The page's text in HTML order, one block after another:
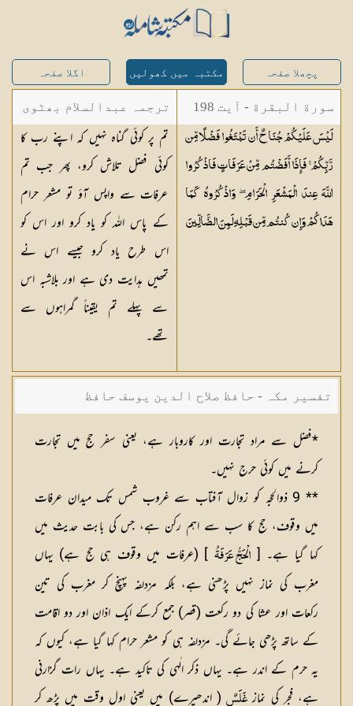
پچھلا صفحہ مکتبہ میں کھولیں اگلا صفحہ
سورة البقرة - آیت 198
لَيْسَ عَلَيْكُمْ جُنَاحٌ أَن تَبْتَغُوا فَضْلًا مِّن
رَّبِّكُمْ ۚ فَإِذَا أَفَضْتُم مِّنْ عَرَفَاتٍ فَاذْكُرُوا
اللَّهَ عِندَ الْمَشْعَرِ الْحَرَامِ ۖ وَاذْكُرُوهُ كَمَا
هَدَاكُمْ وَإِن كُنتُم مِّن قَبْلِهِ لَمِنَالضَّالِّينَ
ترجمہ عبدالسلام بھٹوی
- عبدالسلام بن محمد
تم پر کوئی گناہ نہیں کہ اپنے رب کا
کوئی فضل تلاش کرو، پھر جب تم
عرفات سے واپس آؤ تو مشعر حرام
کے پاس اللہ کو یاد کرو اور اس کو
اس طرح یاد کرو جیسے اس نے
تمھیں ہدایت دی ہے اور بلاشبہ اس
سے پہلے تم یقیناً گمراہوں سے
تھے۔
تفسیر مکہ - حافظ صلاح الدین یوسف حافظ
*فضل سے مراد تجارت اور کاروبار ہے، یعنی سفر حج میں تجارت
کرنے میں کوئی حرج نہیں۔
** 9 ذوالحجہ کو زوال آفتاب سے غروب شمس تک میدان عرفات
میں وقوف، حج کا سب سے اہم رکن ہے، جس کی بابت حدیث میں
کہا گیا ہے۔ [ الْحَجُّ عَرَفَةُ ] (عرفات میں وقوف ہی حج ہے) یہاں
مغرب کی نماز نہیں پڑھنی ہے، بلکہ مزدلفہ پہنچ کر مغرب کی تین
رکعات اور عشا کی دو رکعت (قصر) جمع کرکے ایک اذان اور دو اقامت
کے ساتھ پڑھی جائے گی۔ مزدلفہ ہی کو مشعر حرام کہا گیا ہے، کیوں کہ
یہ حرم کے اندر ہے۔ یہاں ذکر الٰہی کی تاکید ہے۔ یہاں رات گزارنی
ہے، فجر کی نمازغَلَسٌ( اندھیرے) میں یعنی اول وقت میں پڑھ کر